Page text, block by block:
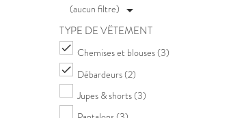
(aucun filtre) 
TYPE DE VÊTEMENT
 Chemises et blouses (3)
 Débardeurs (2)
Jupes & shorts (3)